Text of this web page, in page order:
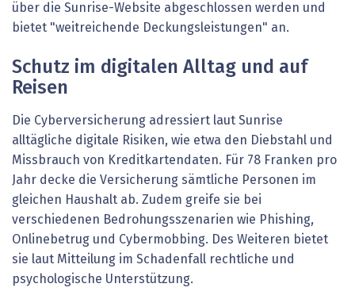
über die Sunrise-Website abgeschlossen werden und
bietet "weitreichende Deckungsleistungen" an.
Schutz im digitalen Alltag und auf
Reisen
Die Cyberversicherung adressiert laut Sunrise
alltägliche digitale Risiken, wie etwa den Diebstahl und
Missbrauch von Kreditkartendaten. Für 78 Franken pro
Jahr decke die Versicherung sämtliche Personen im
gleichen Haushalt ab. Zudem greife sie bei
verschiedenen Bedrohungsszenarien wie Phishing,
Onlinebetrug und Cybermobbing. Des Weiteren bietet
sie laut Mitteilung im Schadenfall rechtliche und
psychologische Unterstützung.